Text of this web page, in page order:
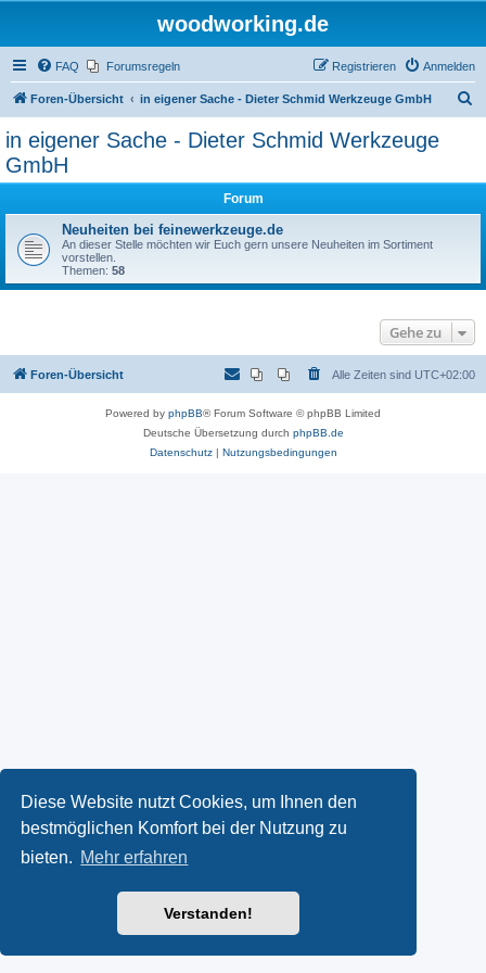
Diese Website nutzt Cookies, um Ihnen den
bestmöglichen Komfort bei der Nutzung zu
bieten. Mehr erfahren
Verstanden!
woodworking.de
FAQ Forumsregeln Anmelden
Registrieren
Foren-Übersicht in eigener Sache - Dieter Schmid Werkzeuge GmbH
in eigener Sache - Dieter Schmid Werkzeuge
GmbH
Forum
Neuheiten bei feinewerkzeuge.de
An dieser Stelle möchten wir Euch gern unsere Neuheiten im Sortiment
vorstellen.
Themen: 58
Gehe zu
Foren-Übersicht Alle Zeiten sind UTC+02:00
Powered by phpBB® Forum Software © phpBB Limited
Deutsche Übersetzung durch phpBB.de
Datenschutz| Nutzungsbedingungen